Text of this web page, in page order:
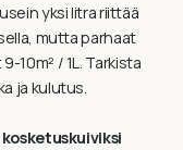
yksi litra riittää
mutta parhaat
10m² / 1L. Tarkista
ja kulutus.
kosketuskuiviksi